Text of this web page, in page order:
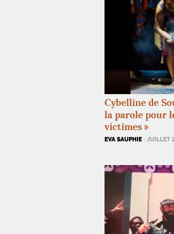
Cybelline de
la parole pour
victimes »
EVA SAUPHIE · JUILLET